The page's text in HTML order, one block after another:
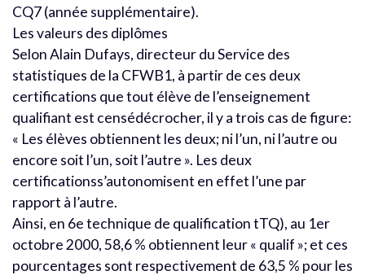
CQ7 (année supplémentaire).
Les valeurs des diplômes
Selon Alain Dufays, directeur du Service des
statistiques de la CFWB1, à partir de ces deux
certifications que tout élève de l’enseignement
qualifiant est censédécrocher, il y a trois cas de figure:
« Les élèves obtiennent les deux; ni l’un, ni l’autre ou
encore soit l’un, soit l’autre ». Les deux
certificationss’autonomisent en effet l’une par
rapport à l’autre.
Ainsi, en 6e technique de qualification tTQ), au 1er
octobre 2000, 58,6 % obtiennent leur « qualif »; et ces
pourcentages sont respectivement de 63,5 % pour les